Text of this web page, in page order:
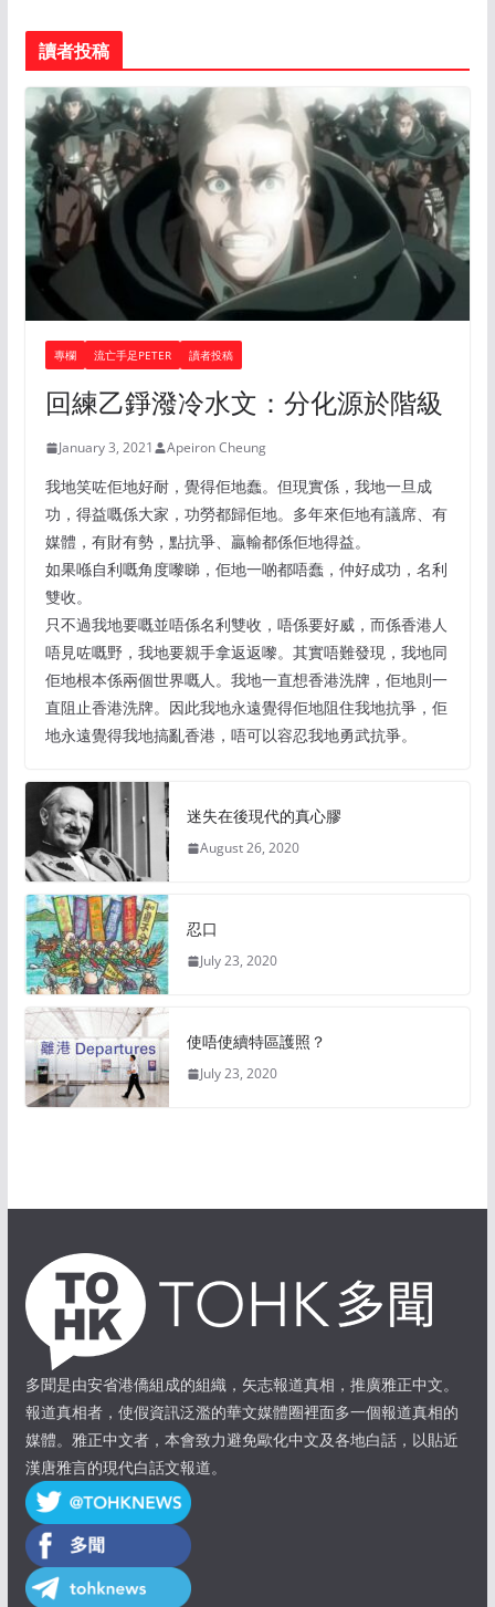
讀者投稿
專欄 流亡手足PETER 讀者投稿
回練乙錚潑冷水文：分化源於階級
January 3, 2021 Apeiron Cheung
我地笑咗佢地好耐，覺得佢地蠢。但現實係，我地一旦成
功，得益嘅係大家，功勞都歸佢地。多年來佢地有議席、有
媒體，有財有勢，點抗爭、贏輸都係佢地得益。
如果喺自利嘅角度嚟睇，佢地一啲都唔蠢，仲好成功，名利
雙收。
只不過我地要嘅並唔係名利雙收，唔係要好威，而係香港人
唔見咗嘅野，我地要親手拿返返嚟。其實唔難發現，我地同
佢地根本係兩個世界嘅人。我地一直想香港洗牌，佢地則一
直阻止香港洗牌。因此我地永遠覺得佢地阻住我地抗爭，佢
地永遠覺得我地搞亂香港，唔可以容忍我地勇武抗爭。
迷失在後現代的真心膠
August 26, 2020
忍口
July 23, 2020
使唔使續特區護照？
July 23, 2020
多聞是由安省港僑組成的組織，矢志報道真相，推廣雅正中文。
報道真相者，使假資訊泛濫的華文媒體圈裡面多一個報道真相的
媒體。雅正中文者，本會致力避免歐化中文及各地白話，以貼近
漢唐雅言的現代白話文報道。